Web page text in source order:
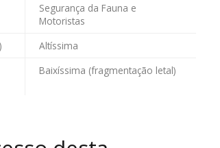
Segurança da Fauna e
Motoristas
Altíssima
Baixíssima (fragmentação letal)